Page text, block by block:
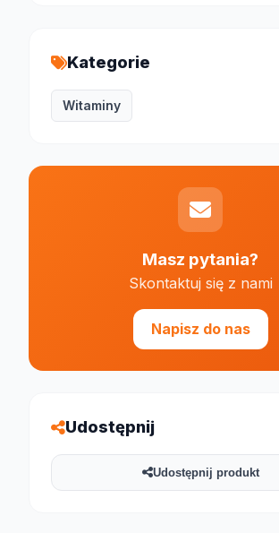
Kategorie
Witaminy
Masz pytania?
Skontaktuj się z nami
Napisz do nas
Udostępnij
Udostępnij produkt